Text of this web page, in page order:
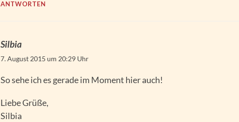
ANTWORTEN
Silbia
7. August 2015 um 20:29 Uhr
So sehe ich es gerade im Moment hier auch!
Liebe Grüße,
Silbia